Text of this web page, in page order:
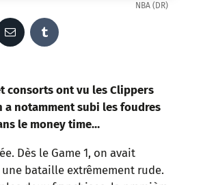
NBA (DR)
E
a
i
l
m
l
r
consorts ont vu les Clippers
a notamment subi les foudres
le money time…
Dès le Game 1, on avait
bataille extrêmement rude.